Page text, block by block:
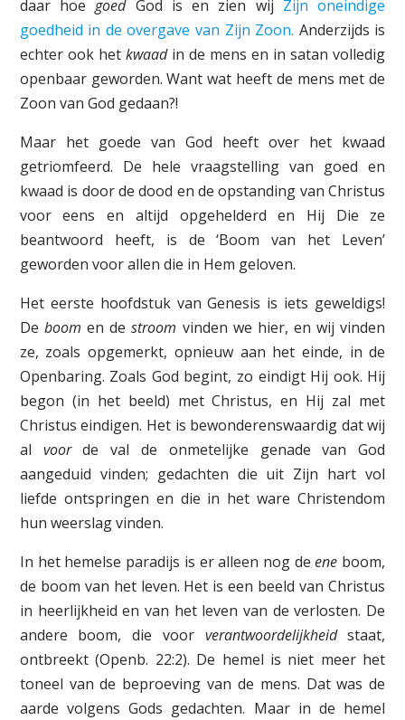
daar hoegoedGod is en zien wij Zijn oneindige
goedheid in de overgave van Zijn Zoon. Anderzijds is
echter ook het kwaadin de mens en in satan volledig
openbaar geworden. Want wat heeft de mens met de
Zoon van God gedaan?!
Maar het goede van God heeft over het kwaad
getriomfeerd. De hele vraagstelling van goed en
kwaad is door de dood en de opstanding van Christus
voor eens en altijd opgehelderd en Hij Die ze
beantwoord heeft, is de ‘Boom van het Leven’
geworden voor allen die in Hem geloven.
Het eerste hoofdstuk van Genesis is iets geweldigs!
De boom en destroom vinden we hier, en wij vinden
ze, zoals opgemerkt, opnieuw aan het einde, in de
Openbaring. Zoals God begint, zo eindigt Hij ook. Hij
begon (in het beeld) met Christus, en Hij zal met
Christus eindigen. Het is bewonderenswaardig dat wij
al voorde val de onmetelijke genade van God
aangeduid vinden; gedachten die uit Zijn hart vol
liefde ontspringen en die in het ware Christendom
hun weerslag vinden.
In het hemelse paradijs is er alleen nog deene boom,
de boom van het leven. Het is een beeld van Christus
in heerlijkheid en van het leven van de verlosten. De
andere boom, die voor verantwoordelijkheidstaat,
ontbreekt (Openb. 22:2). De hemel is niet meer het
toneel van de beproeving van de mens. Dat was de
aarde volgens Gods gedachten. Maar in de hemel